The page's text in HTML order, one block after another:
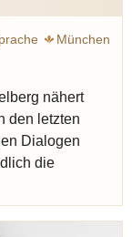
München
nähert
den letzten
Dialogen
die